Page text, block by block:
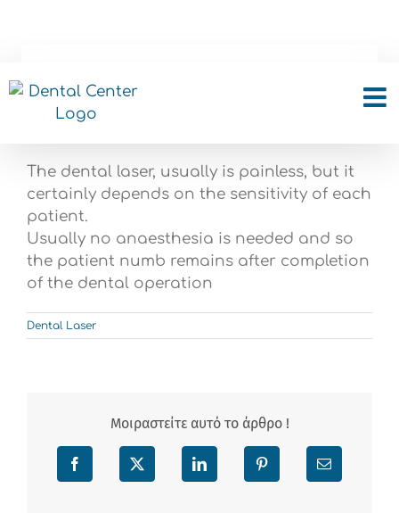
Are dental laser painful?
The dental laser, usually is painless, but it
certainly depends on the sensitivity of each
patient.
Usually no anaesthesia is needed and so
the patient numb remains after completion
of the dental operation
Dental Laser
Μοιραστείτε αυτό το άρθρο !
Facebook X LinkedIn Pinterest Email